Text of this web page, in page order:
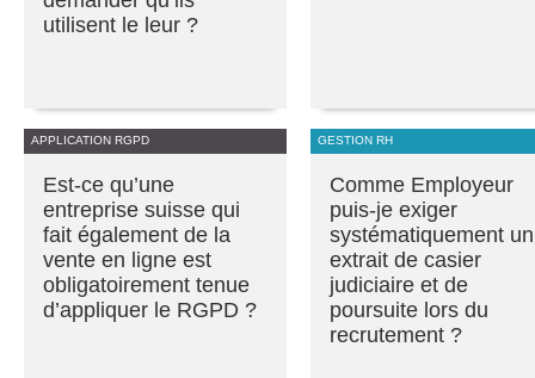
utilisent le leur ?
APPLICATION RGPD
Est-ce qu’une
entreprise suisse qui
fait également de la
vente en ligne est
obligatoirement tenue
d’appliquer le RGPD ?
GESTION RH
Comme Employeur
puis-je exiger
systématiquement un
extrait de casier
judiciaire et de
poursuite lors du
recrutement ?